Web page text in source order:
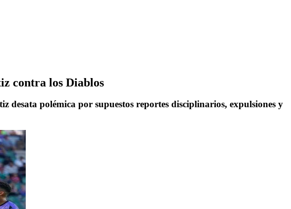
contra los Diablos
polémica por supuestos reportes disciplinarios, expulsiones y